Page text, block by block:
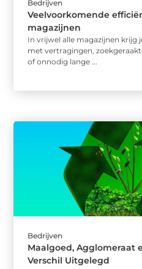
Bedrijven
Veelvoorkomende
magazijnen
In vrijwel alle magazijnen krijg
met vertragingen,
of onnodig lange ...
Bedrijven
Maalgoed, Agglomeraat
Verschil Uitgelegd